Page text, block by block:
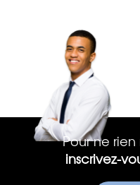
Pour ne
inscrivez-